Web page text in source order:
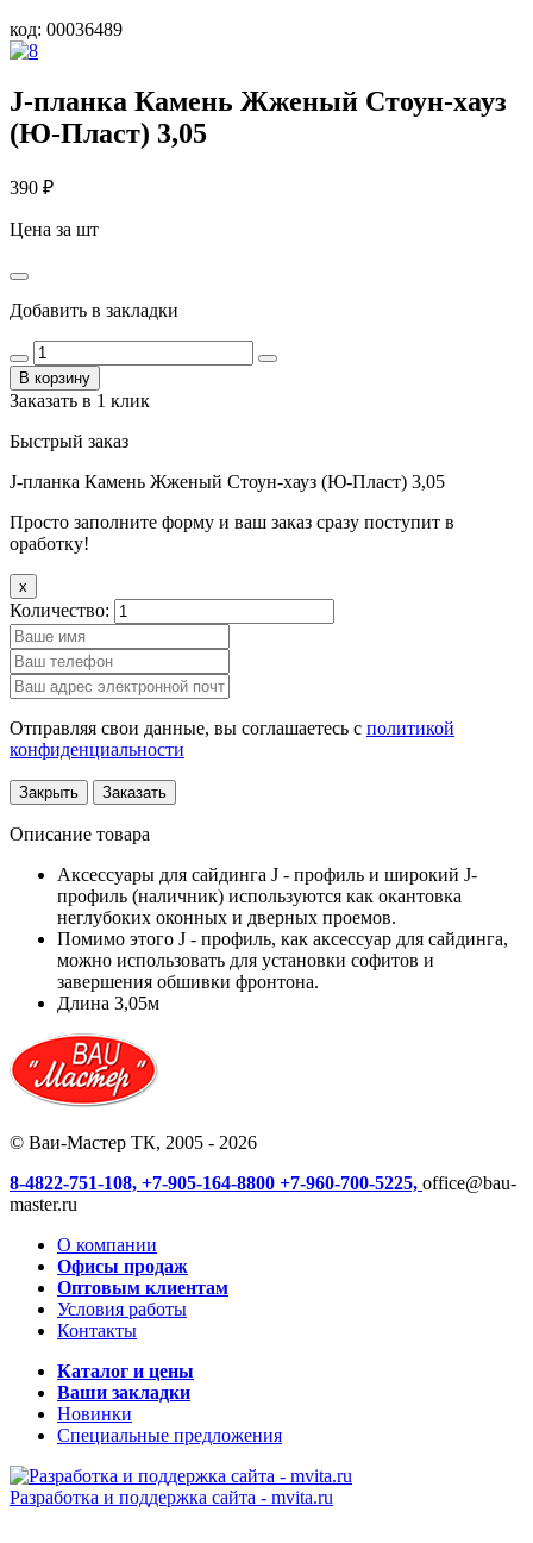
код: 00036489
J-планка Камень Жженый Стоун-хауз
(Ю-Пласт) 3,05
390 ₽
Цена за шт
Добавить в закладки
В корзину
Заказать в 1 клик
Быстрый заказ
J-планка Камень Жженый Стоун-хауз (Ю-Пласт) 3,05
Просто заполните форму и ваш заказ сразу поступит в
оработку!
x
Количество:
Отправляя свои данные, вы соглашаетесь с политикой
конфиденциальности
Закрыть Заказать
Описание товара
Аксессуары для сайдинга J - профиль и широкий J-
профиль (наличник) используются как окантовка
неглубоких оконных и дверных проемов.
Помимо этого J - профиль, как аксессуар для сайдинга,
можно использовать для установки софитов и
завершения обшивки фронтона.
Длина 3,05м
© Ваи-Мастер ТК, 2005 - 2026
8-4822-751-108, +7-905-164-8800 +7-960-700-5225, office@bau-
master.ru
О компании
Офисы продаж
Оптовым клиентам
Условия работы
Контакты
Каталог и цены
Ваши закладки
Новинки
Специальные предложения
Разработка и поддержка сайта - mvita.ru